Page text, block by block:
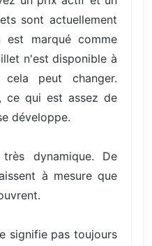
sont actuellement
marqué comme
n'est disponible à
peut changer.
ce qui est assez de
développe.
dynamique. De
à mesure que
signifie pas toujours